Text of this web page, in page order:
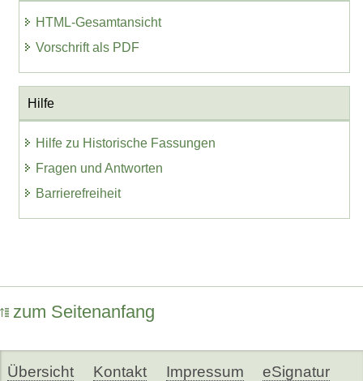
HTML-Gesamtansicht
Vorschrift als PDF
Hilfe
Hilfe zu Historische Fassungen
Fragen und Antworten
Barrierefreiheit
zum Seitenanfang
Übersicht Kontakt Impressum eSignatur